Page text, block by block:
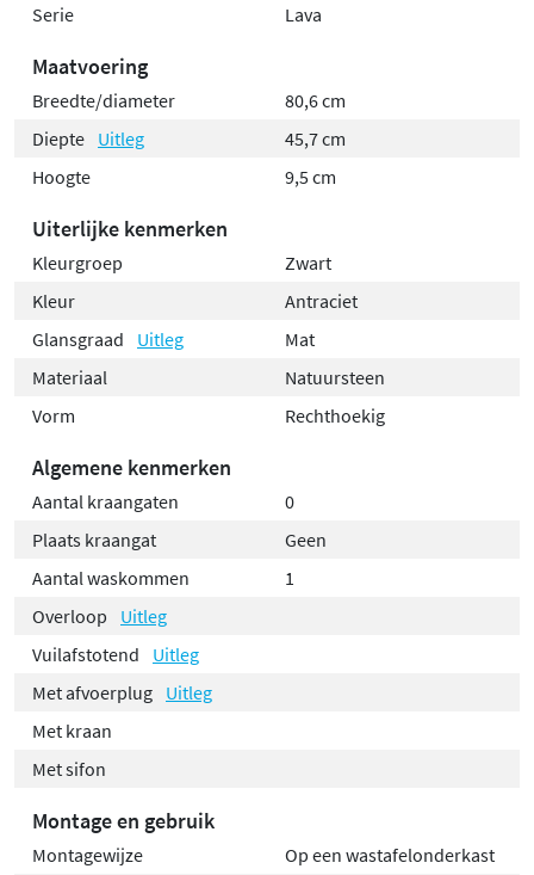
Serie
Lava
Maatvoering
Breedte/diameter
80,6 cm
Diepte Uitleg
45,7 cm
Hoogte
9,5 cm
Uiterlijke kenmerken
Kleurgroep
Zwart
Kleur
Antraciet
Glansgraad
Uitleg
Mat
Materiaal
Natuursteen
Vorm
Rechthoekig
Algemene kenmerken
Aantal kraangaten
0
Plaats kraangat
Geen
Aantal waskommen
1
Overloop
Uitleg
Vuilafstotend
Uitleg
Met afvoerplug Uitleg
Met kraan
Met sifon
Montage en gebruik
Montagewijze
Op een wastafelonderkast